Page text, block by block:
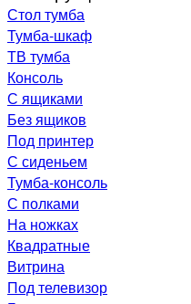
Стол тумба
Тумба-шкаф
ТВ тумба
Консоль
С ящиками
Без ящиков
Под принтер
С сиденьем
Тумба-консоль
С полками
На ножках
Квадратные
Витрина
Под телевизор